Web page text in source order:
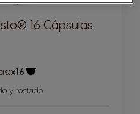
16 Cápsulas
x16
y tostado